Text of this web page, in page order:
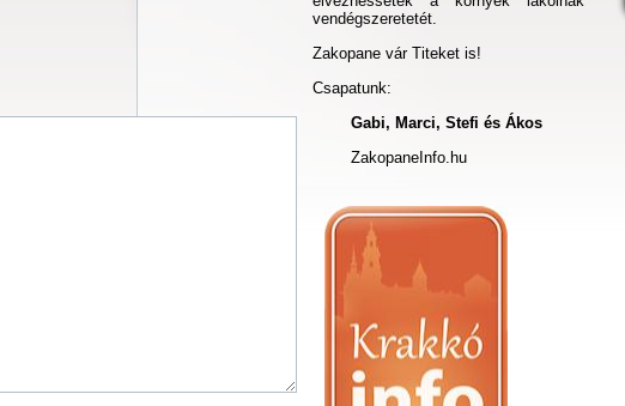
vendégszeretetét.
Zakopane vár Titeket is!
Csapatunk:
Gabi, Marci, Stefi és Ákos
ZakopaneInfo.hu